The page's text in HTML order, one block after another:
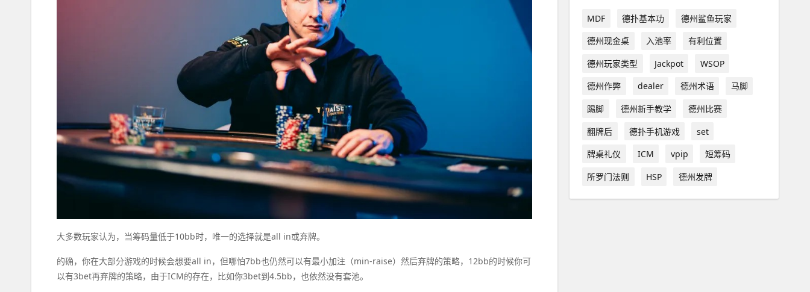
大多数玩家认为，当筹码量低于10bb时，唯一的选择就是all in或弃牌。
的确，你在大部分游戏的时候会想要all in，但哪怕7bb也仍然可以有最小加注（min-raise）然后弃牌的策略，12bb的时候你可
以有3bet再弃牌的策略，由于ICM的存在，比如你3bet到4.5bb，也依然没有套池。
MDF 德扑基本功
德州鲨鱼玩家
德州现金桌
入池率
有利位置
德州玩家类型
Jackpot
WSOP
德州作弊
dealer 德州术语
马脚
踢脚
德州新手教学
德州比赛
翻牌后
德扑手机游戏
set
牌桌礼仪
ICM vpip
短筹码
所罗门法则
HSP 德州发牌